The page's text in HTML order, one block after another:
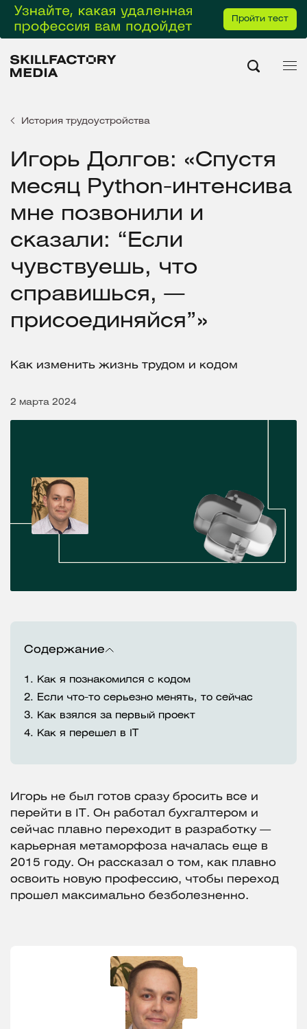
Пройти тест
История трудоустройства
Игорь Долгов: «Спустя
месяц Python-интенсива
мне позвонили и
сказали: “Если
чувствуешь, что
справишься, —
присоединяйся”»
Как изменить жизнь трудом и кодом
2 марта 2024
Содержание
1.
Как я познакомился с кодом
2.
Если что-то серьезно менять, то сейчас
3.
Как взялся за первый проект
4.
Как я перешел в IT
Игорь не был готов сразу бросить все и
перейти в IT. Он работал бухгалтером и
сейчас плавно переходит в разработку —
карьерная метаморфоза началась еще в
2015 году. Он рассказал о том, как плавно
освоить новую профессию, чтобы переход
прошел максимально безболезненно.